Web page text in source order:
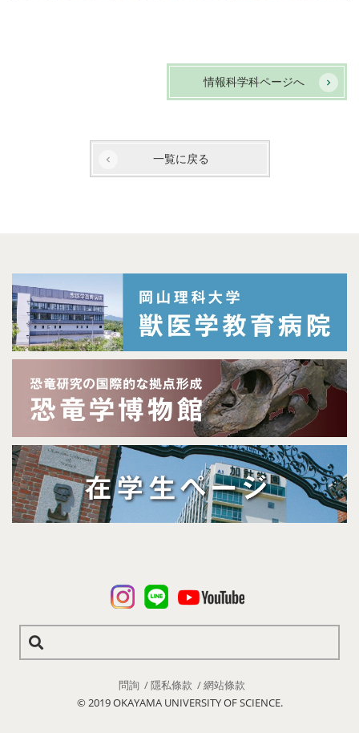
情報科学科ページへ
一覧に戻る
問詢 隱私條款
網站條款
© 2019 OKAYAMA UNIVERSITY OF SCIENCE.